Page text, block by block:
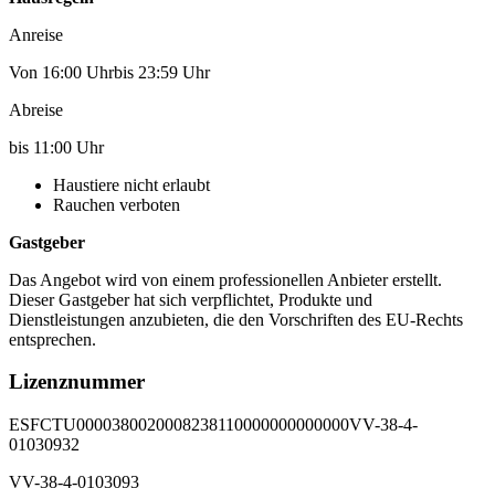
Anreise
Von 16:00 Uhrbis 23:59 Uhr
Abreise
bis 11:00 Uhr
Haustiere nicht erlaubt
Rauchen verboten
Gastgeber
Das Angebot wird von einem professionellen Anbieter erstellt.
Dieser Gastgeber hat sich verpflichtet, Produkte und
Dienstleistungen anzubieten, die den Vorschriften des EU-Rechts
entsprechen.
Lizenznummer
ESFCTU0000380020008238110000000000000VV-38-4-
01030932
VV-38-4-0103093